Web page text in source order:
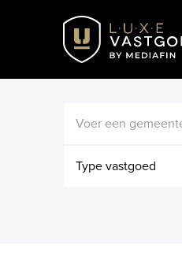
Type vastgoed